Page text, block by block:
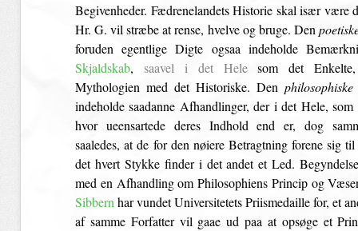
Begivenheder. Fædrenelandets Historie skal især være
Hr. G. vil stræbe at rense, hvelve og bruge. Den
foruden egentlige Digte ogsaa indeholde
Skjaldskab, saavel i det Helesom det
Mythologien med det Historiske. Den philosophiske
indeholde saadanne Afhandlinger, der i det Hele,
hvor ueensartede deres Indhold end er, dog
saaledes, at de for den nøiere Betragtning forene sig
det hvert Stykke finder i det andet et Led.
med en Afhandling om Philosophiens Princip og
Sibbern har vundet Universitetets Priismedaille for, et
af samme Forfatter vil gaae ud paa at opsøge et